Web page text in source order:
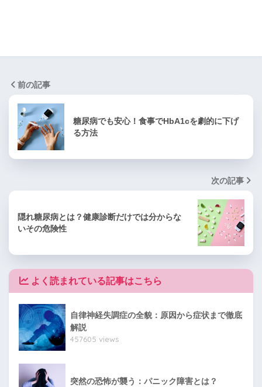
前の記事
糖尿病でも安心！食事でHbA1cを劇的に下げ
る方法
次の記事
隠れ糖尿病とは？健康診断だけでは分からな
いその危険性
よく読まれている記事はこちら
自律神経失調症の全貌：原因から症状まで徹底
解説
457605 views
突然の恐怖が襲う：パニック障害とは？